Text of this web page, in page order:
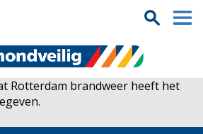
Rotterdam brandweer heeft het